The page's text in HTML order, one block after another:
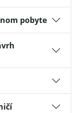
pobyte